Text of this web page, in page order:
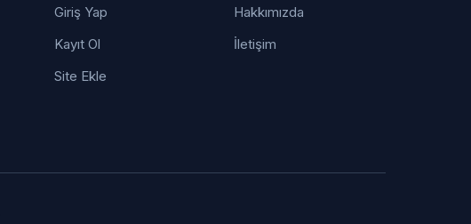
Giriş Yap
Kayıt Ol
Site Ekle
Hakkımızda
İletişim